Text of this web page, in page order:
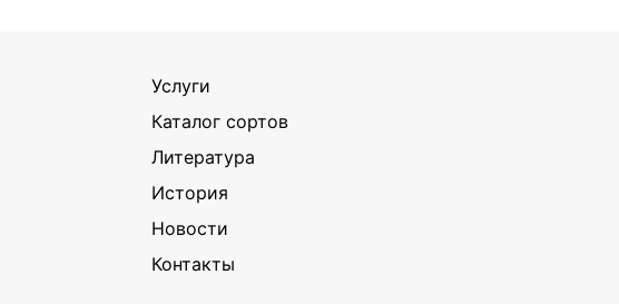
Услуги
Каталог сортов
Литература
История
Новости
Контакты